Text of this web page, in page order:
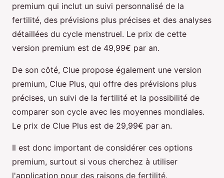
premium qui inclut un suivi personnalisé de la
fertilité, des prévisions plus précises et des analyses
détaillées du cycle menstruel. Le prix de cette
version premium est de 49,99€ par an.
De son côté, Clue propose également une version
premium, Clue Plus, qui offre des prévisions plus
précises, un suivi de la fertilité et la possibilité de
comparer son cycle avec les moyennes mondiales.
Le prix de Clue Plus est de 29,99€ par an.
Il est donc important de considérer ces options
premium, surtout si vous cherchez à utiliser
l'application pour des raisons de fertilité.